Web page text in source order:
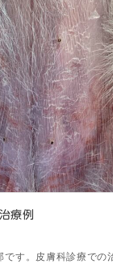
療例
です。皮膚科診療での